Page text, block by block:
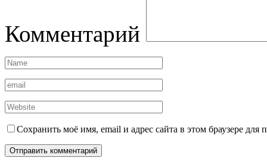
Комментарий
Сохранить моё имя, email и адрес сайта в этом браузере